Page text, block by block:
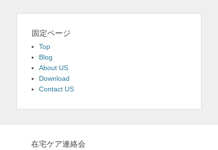
固定ページ
Top
Blog
About US
Download
Contact US
在宅ケア連絡会